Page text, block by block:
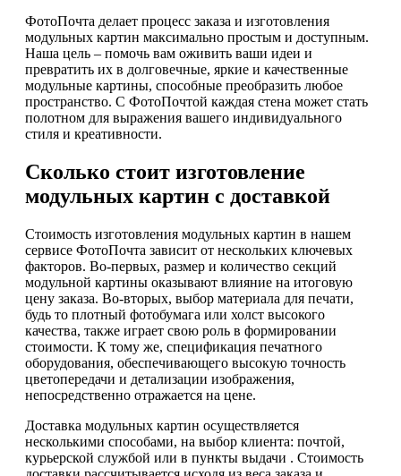
ФотоПочта делает процесс заказа и изготовления
модульных картин максимально простым и доступным.
Наша цель – помочь вам оживить ваши идеи и
превратить их в долговечные, яркие и качественные
модульные картины, способные преобразить любое
пространство. С ФотоПочтой каждая стена может стать
полотном для выражения вашего индивидуального
стиля и креативности.
Сколько стоит изготовление
модульных картин с доставкой
Стоимость изготовления модульных картин в нашем
сервисе ФотоПочта зависит от нескольких ключевых
факторов. Во-первых, размер и количество секций
модульной картины оказывают влияние на итоговую
цену заказа. Во-вторых, выбор материала для печати,
будь то плотный фотобумага или холст высокого
качества, также играет свою роль в формировании
стоимости. К тому же, спецификация печатного
оборудования, обеспечивающего высокую точность
цветопередачи и детализации изображения,
непосредственно отражается на цене.
Доставка модульных картин осуществляется
несколькими способами, на выбор клиента: почтой,
курьерской службой или в пункты выдачи . Стоимость